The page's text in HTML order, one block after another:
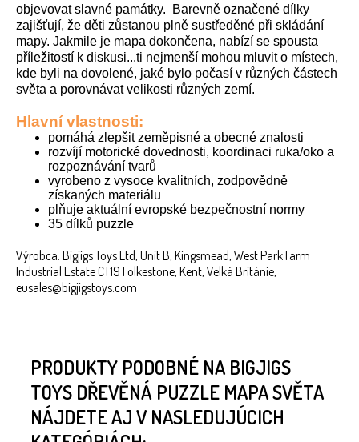
objevovat slavné památky.
Barevně označené dílky
zajišťují, že děti zůstanou plně sustředěné při skládání
mapy. Jakmile je mapa dokončena, nabízí se spousta
příležitostí k diskusi...ti nejmenší mohou mluvit o místech,
kde byli na dovolené, jaké bylo počasí v různých částech
světa a porovnávat velikosti různých zemí.
Hlavní vlastnosti:
pomáhá zlepšit zeměpisné a obecné znalosti
rozvíjí motorické dovednosti, koordinaci ruka/oko a
rozpoznávání tvarů
vyrobeno z vysoce kvalitních, zodpovědně
získaných materiálu
plňuje aktuální evropské bezpečnostní normy
35 dílků puzzle
Výrobca: Bigjigs Toys Ltd, Unit B, Kingsmead, West Park Farm
Industrial Estate CT19 Folkestone, Kent, Velká Británie,
eusales@bigjigstoys.com
PRODUKTY PODOBNÉ NA BIGJIGS
TOYS DŘEVĚNÁ PUZZLE MAPA SVĚTA
NÁJDETE AJ V NASLEDUJÚCICH